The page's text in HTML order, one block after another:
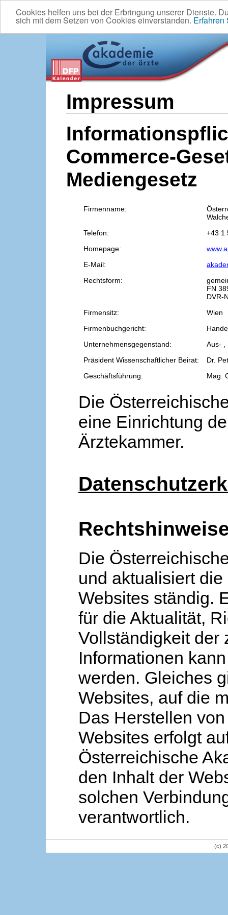
Cookies helfen uns bei der Erbringung unserer Dienste.
sich mit dem Setzen von Cookies einverstanden. Erfahren
Impressum
Commerce-
Mediengesetz
Firmenname:
Telefon:
+43 1
Homepage:
E-Mail:
Rechtsform:
FN
DVR-
Firmensitz:
Wien
Firmenbuchgericht:
Unternehmensgegenstand:
Aus- ,
Präsident Wissenschaftlicher Beirat:
Dr.
Geschäftsführung:
Mag.
Die
eine Einrichtung
Ärztekammer.
Die
und aktualisiert
Websites ständig.
für die Aktualität,
Vollständigkeit der
Informationen
werden. Gleiches
Websites, auf die
Das Herstellen
Websites erfolgt
Österreichische
den Inhalt der
solchen
verantwortlich.
(c)